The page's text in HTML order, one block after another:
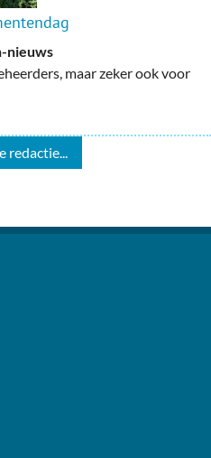
nieuws
maar zeker ook voor
redactie...